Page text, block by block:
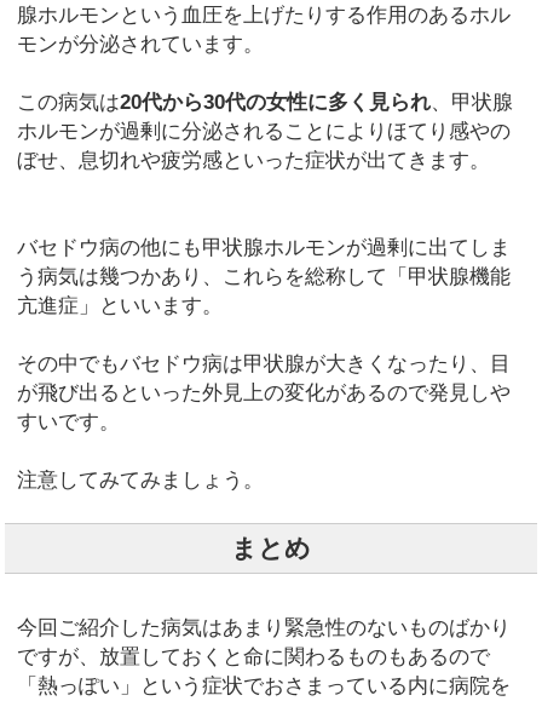
腺ホルモンという血圧を上げたりする作用のあるホル
モンが分泌されています。
この病気は20代から30代の女性に多く見られ、甲状腺
ホルモンが過剰に分泌されることによりほてり感やの
ぼせ、息切れや疲労感といった症状が出てきます。
バセドウ病の他にも甲状腺ホルモンが過剰に出てしま
う病気は幾つかあり、これらを総称して「甲状腺機能
亢進症」といいます。
その中でもバセドウ病は甲状腺が大きくなったり、目
が飛び出るといった外見上の変化があるので発見しや
すいです。
注意してみてみましょう。
まとめ
今回ご紹介した病気はあまり緊急性のないものばかり
ですが、放置しておくと命に関わるものもあるので
「熱っぽい」という症状でおさまっている内に病院を